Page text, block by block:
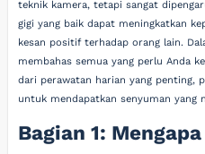
teknik kamera, tetapi sangat
gigi yang baik dapat meningkatkan
kesan positif terhadap orang lain.
membahas semua yang perlu Anda
dari perawatan harian yang penting,
untuk mendapatkan senyuman yang
Bagian 1: